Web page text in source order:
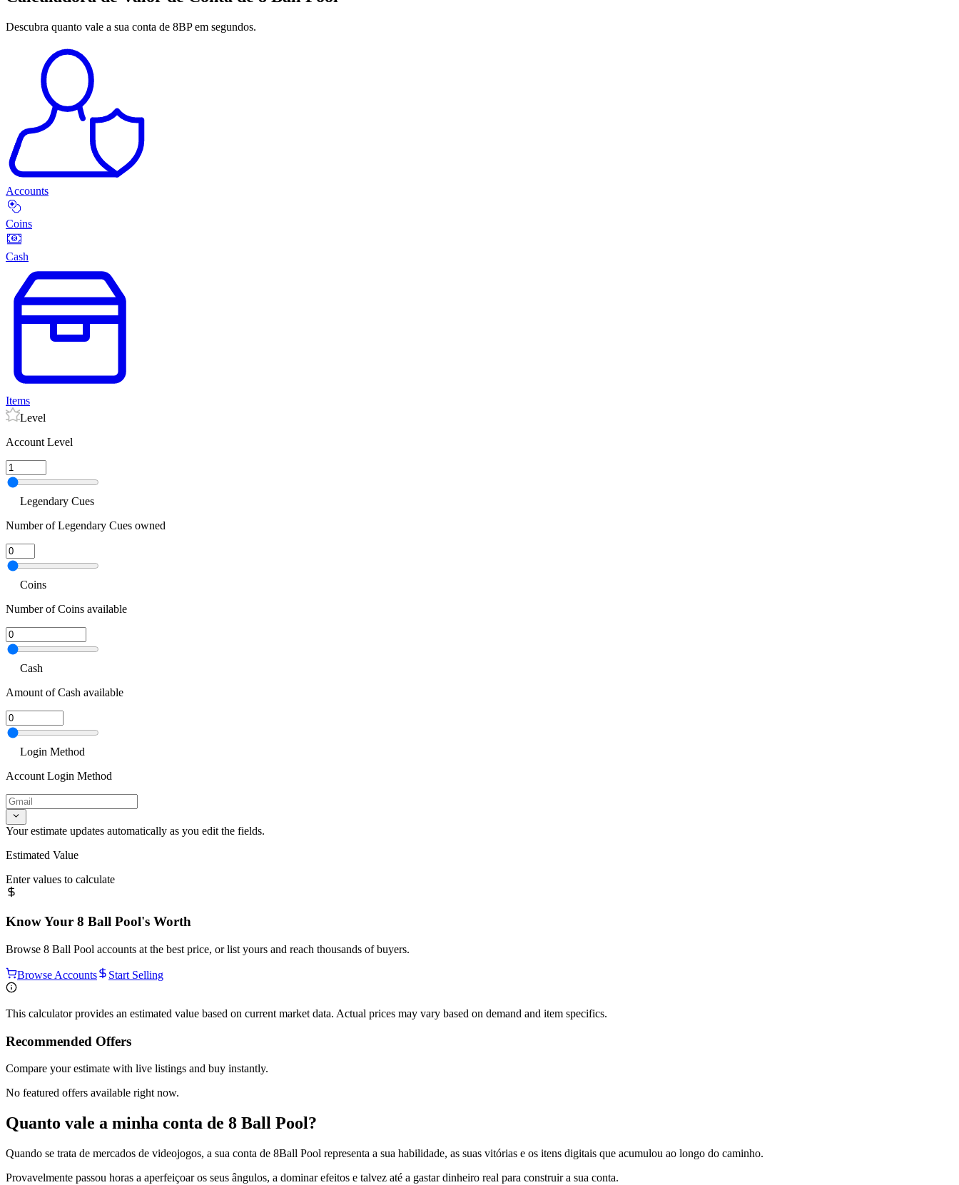
Descubra quanto vale a sua conta de 8BP em segundos.
Accounts
Coins
Cash
Items
Level
Account Level
Legendary Cues
Number of Legendary Cues owned
Coins
Number of Coins available
Cash
Amount of Cash available
Login Method
Account Login Method
Your estimate updates automatically as you edit the fields.
Estimated Value
Enter values to calculate
Know Your 8 Ball Pool's Worth
Browse 8 Ball Pool accounts at the best price, or list yours and reach thousands of buyers.
Browse Accounts Start Selling
This calculator provides an estimated value based on current market data. Actual prices may vary based on demand and item specifics.
Recommended Offers
Compare your estimate with live listings and buy instantly.
No featured offers available right now.
Quanto vale a minha conta de 8 Ball Pool?
Quando se trata de mercados de videojogos, a sua conta de 8Ball Pool representa a sua habilidade, as suas vitórias e os itens digitais que acumulou ao longo do caminho.
Provavelmente passou horas a aperfeiçoar os seus ângulos, a dominar efeitos e talvez até a gastar dinheiro real para construir a sua conta.